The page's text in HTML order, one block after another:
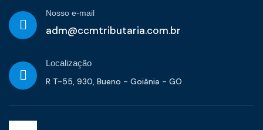
Nosso e-mail
adm@ccmtributaria.com.br
Localização
R T-55, 930, Bueno - Goiânia - GO